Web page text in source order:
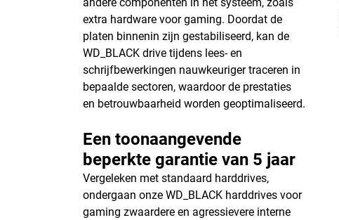
extra hardware voor gaming. Doordat de
platen binnenin zijn gestabiliseerd, kan de
WD_BLACK drive tijdens lees- en
schrijfbewerkingen nauwkeuriger traceren in
bepaalde sectoren, waardoor de prestaties
en betrouwbaarheid worden geoptimaliseerd.
Een toonaangevende
beperkte garantie van 5 jaar
Vergeleken met standaard harddrives,
ondergaan onze WD_BLACK harddrives voor
gaming zwaardere en agressievere interne